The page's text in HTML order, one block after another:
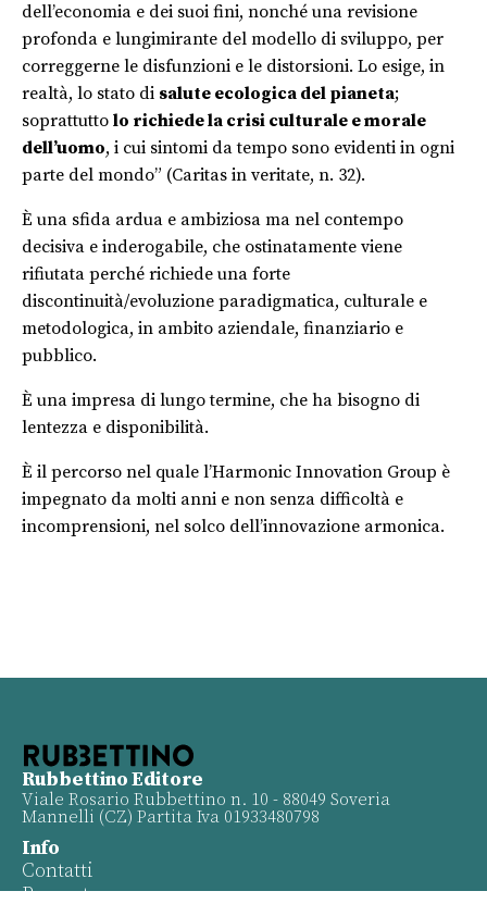
dell’economia e dei suoi fini, nonché una revisione
profonda e lungimirante del modello di sviluppo, per
correggerne le disfunzioni e le distorsioni. Lo esige, in
realtà, lo stato di salute ecologica del pianeta;
soprattutto lo richiede la crisi culturale e morale
dell’uomo, i cui sintomi da tempo sono evidenti in ogni
parte del mondo” (Caritas in veritate, n. 32).
È una sfida ardua e ambiziosa ma nel contempo
decisiva e inderogabile, che ostinatamente viene
rifiutata perché richiede una forte
discontinuità/evoluzione paradigmatica, culturale e
metodologica, in ambito aziendale, finanziario e
pubblico.
È una impresa di lungo termine, che ha bisogno di
lentezza e disponibilità.
È il percorso nel quale l’Harmonic Innovation Group è
impegnato da molti anni e non senza difficoltà e
incomprensioni, nel solco dell’innovazione armonica.
Rubbettino Editore
Viale Rosario Rubbettino n. 10 - 88049 Soveria
Mannelli (CZ) Partita Iva 01933480798
Info
Contatti
Proposte